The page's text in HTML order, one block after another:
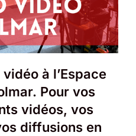
à l’Espace
Pour vos
vidéos, vos
diffusions en